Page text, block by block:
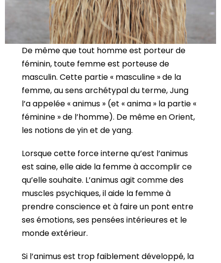
De même que tout homme est porteur de
féminin, toute femme est porteuse de
masculin. Cette partie « masculine » de la
femme, au sens archétypal du terme, Jung
l’a appelée « animus » (et « anima » la partie «
féminine » de l’homme). De même en Orient,
les notions de yin et de yang.
Lorsque cette force interne qu’est l’animus
est saine, elle aide la femme à accomplir ce
qu’elle souhaite. L’animus agit comme des
muscles psychiques, il aide la femme à
prendre conscience et à faire un pont entre
ses émotions, ses pensées intérieures et le
monde extérieur.
Si l’animus est trop faiblement développé, la